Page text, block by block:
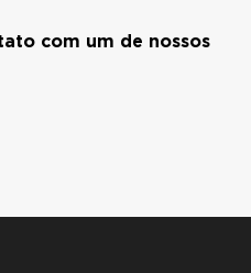
com um de nossos